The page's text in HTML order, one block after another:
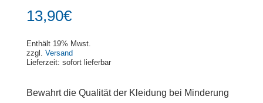
13,90€
Enthält 19% Mwst.
zzgl. Versand
Lieferzeit: sofort lieferbar
Bewahrt die Qualität der Kleidung bei Minderung